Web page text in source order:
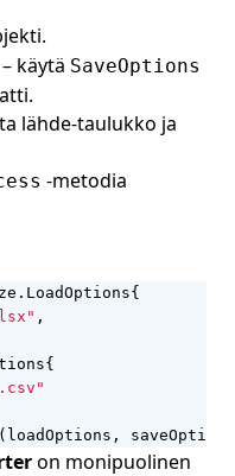
– käytä SaveOptions
lähde‑taulukko ja
-metodia
. LoadOptions{
,
{
( loadOptions , saveOptions
on monipuolinen